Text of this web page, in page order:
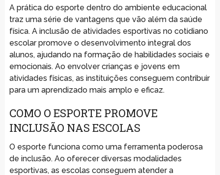
A prática do esporte dentro do ambiente educacional
traz uma série de vantagens que vão além da saúde
física. A inclusão de atividades esportivas no cotidiano
escolar promove o desenvolvimento integral dos
alunos, ajudando na formação de habilidades sociais e
emocionais. Ao envolver crianças e jovens em
atividades físicas, as instituições conseguem contribuir
para um aprendizado mais amplo e eficaz.
COMO O ESPORTE PROMOVE
INCLUSÃO NAS ESCOLAS
O esporte funciona como uma ferramenta poderosa
de inclusão. Ao oferecer diversas modalidades
esportivas, as escolas conseguem atender a